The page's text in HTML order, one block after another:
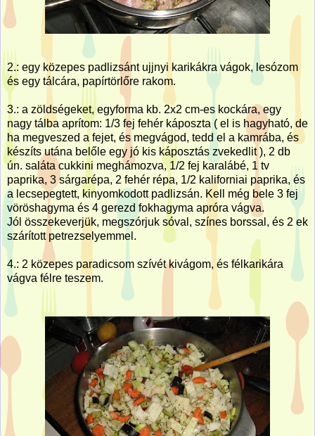
2.: egy közepes padlizsánt ujjnyi karikákra vágok, lesózom
és egy tálcára, papírtörlőre rakom.
3.: a zöldségeket, egyforma kb. 2x2 cm-es kockára, egy
nagy tálba aprítom: 1/3 fej fehér káposzta ( el is hagyható, de
ha megveszed a fejet, és megvágod, tedd el a kamrába, és
készíts utána belőle egy jó kis káposztás zvekedlit ), 2 db
ún. saláta cukkini meghámozva, 1/2 fej karalábé, 1 tv
paprika, 3 sárgarépa, 2 fehér répa, 1/2 kaliforniai paprika, és
a lecsepegtett, kinyomkodott padlizsán. Kell még bele 3 fej
vöröshagyma és 4 gerezd fokhagyma apróra vágva.
Jól összekeverjük, megszórjuk sóval, színes borssal, és 2 ek
szárított petrezselyemmel.
4.: 2 közepes paradicsom szívét kivágom, és félkarikára
vágva félre teszem.